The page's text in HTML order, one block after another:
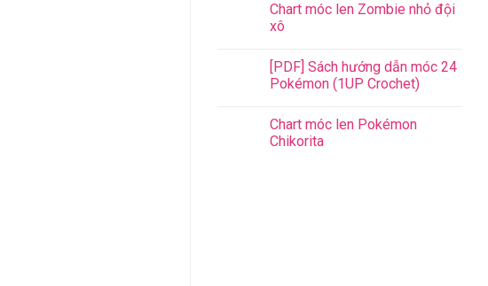
Chart móc len Zombie nhỏ đội
xô
[PDF] Sách hướng dẫn móc 24
Pokémon (1UP Crochet)
Chart móc len Pokémon
Chikorita